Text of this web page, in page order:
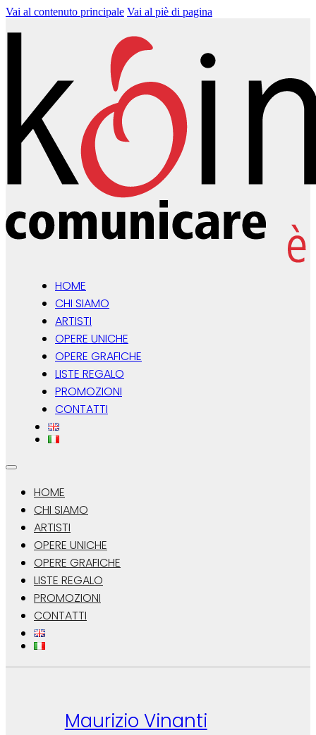
Vai al contenuto principale Vai al piè di pagina
HOME
CHI SIAMO
ARTISTI
OPERE UNICHE
OPERE GRAFICHE
LISTE REGALO
PROMOZIONI
CONTATTI
HOME
CHI SIAMO
ARTISTI
OPERE UNICHE
OPERE GRAFICHE
LISTE REGALO
PROMOZIONI
CONTATTI
Maurizio Vinanti